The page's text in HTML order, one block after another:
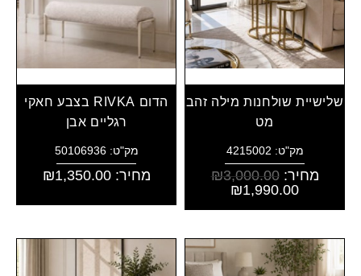
שלישיית שולחנות מילה זהב
מט
מק"ט: 4215002
מחיר: ₪3,000.00
₪1,990.00
הדום RIVKA בצבע חאקי
רגליים אבן
מק"ט: 50106936
מחיר: ₪1,350.00